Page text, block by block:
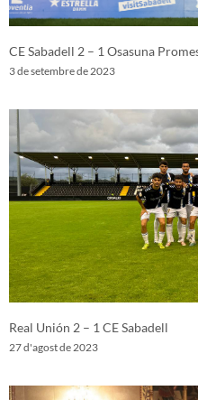
CE Sabadell 2 – 1 Osasuna
3 de setembre de 2023
Real Unión 2 – 1 CE Sabadell
27 d'agost de 2023